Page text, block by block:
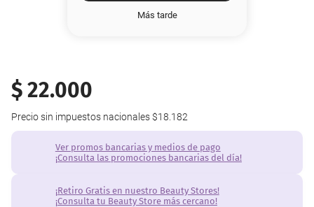
Más tarde
$22.000
Precio sin impuestos nacionales $18.182
Ver promos bancarias y medios de pago
¡Consulta las promociones bancarias del día!
¡Retiro Gratis en nuestro Beauty Stores!
¡Consulta tu Beauty Store más cercano!
10. nyx